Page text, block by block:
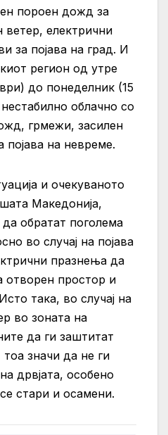
пороен дожд за
ветер, електрични
за појава на град. И
регион од утре
до понеделник (15
облачно со
грмежи, засилен
појава на невреме.
и очекуваното
Македонија,
обратат поголема
во случај на појава
празнења да
отворен простор и
така, во случај на
во зоната на
да ги заштитат
значи да не ги
дрвјата, особено
стари и осамени.